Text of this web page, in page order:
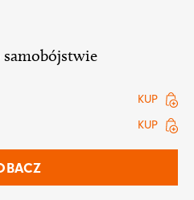
samobójstwie
KUP
KUP